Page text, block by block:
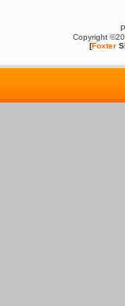
Copyright
[Foxter